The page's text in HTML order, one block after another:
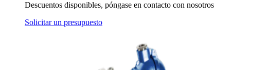
Descuentos disponibles, póngase en contacto con nosotros
Solicitar un presupuesto